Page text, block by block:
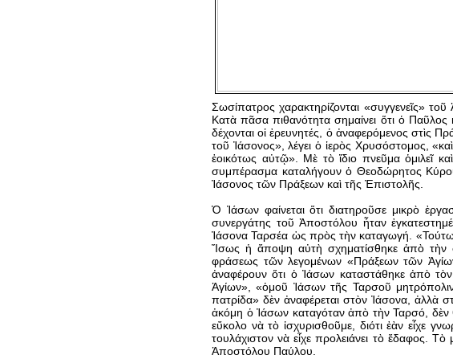
Σωσίπατρος χαρακτηρίζονται «συγγενεῖς»
Κατὰ πᾶσα πιθανότητα σημαίνει ὅτι ὁ
δέχονται οἱ ἐρευνητές, ὁ ἀναφερόμενος στὶς
τοῦ Ἰάσονος», λέγει ὁ ἱερὸς Χρυσόστομος,
ἑοικότως αὐτῷ». Μὲ τὸ ἴδιο πνεῦμα ὁμιλεῖ
συμπέρασμα καταλήγουν ὁ Θεοδώρητος Κύρου,
Ἰάσονος τῶν Πράξεων καὶ τῆς Ἐπιστολῆς.
Ὁ Ἰάσων φαίνεται ὅτι διατηροῦσε μικρὸ
συνεργάτης τοῦ Ἀποστόλου ἦταν
Ἰάσονα Ταρσέα ὡς πρὸς τὴν καταγωγή.
Ἴσως ἡ ἄποψη αὐτὴ σχηματίσθηκε ἀπὸ τὴν
φράσεως τῶν λεγομένων «Πράξεων τῶν
ἀναφέρουν ὅτι ὁ Ἰάσων καταστάθηκε ἀπὸ
Ἁγίων», «ὁμοῦ Ἰάσων τῆς Ταρσοῦ
πατρίδα» δὲν ἀναφέρεται στὸν Ἰάσονα, ἀλλὰ
ἀκόμη ὁ Ἰάσων καταγόταν ἀπὸ τὴν Ταρσό, δὲν
εὔκολο νὰ τὸ ἰσχυρισθοῦμε, διότι ἐὰν εἶχε
τουλάχιστον νὰ εἶχε προλειάνει τὸ ἔδαφος.
Ἀποστόλου Παύλου.